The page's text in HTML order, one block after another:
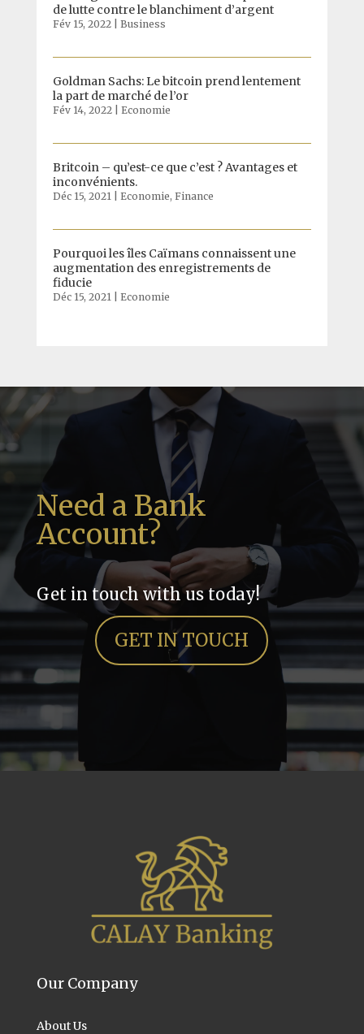
de lutte contre le blanchiment d’argent
Fév 15, 2022| Business
Goldman Sachs: Le bitcoin prend lentement
la part de marché de l’or
Fév 14, 2022| Economie
Britcoin – qu’est-ce que c’est ? Avantages et
inconvénients.
Déc 15, 2021| Economie, Finance
Pourquoi les îles Caïmans connaissent une
augmentation des enregistrements de
fiducie
Déc 15, 2021| Economie
Need a Bank
Account?
Get in touch with us today!
GET IN TOUCH
Our Company
About Us